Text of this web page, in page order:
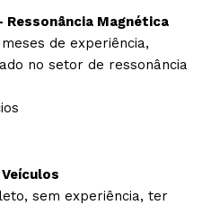
Ressonância Magnética
de experiência,
no setor de ressonância
sem experiência, ter